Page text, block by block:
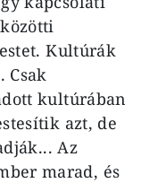
Kultúrák
Csak
kultúrában
azt, de
Az
marad, és